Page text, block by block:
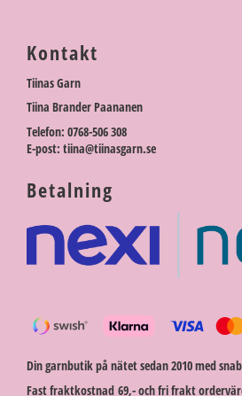
Kontakt
Tiinas Garn
Tiina Brander Paananen
Telefon: 0768-506 308
E-post: tiina@tiinasgarn.se
Betalning
Din garnbutik på nätet sedan 2010 med
Fast fraktkostnad 69,- och fri frakt